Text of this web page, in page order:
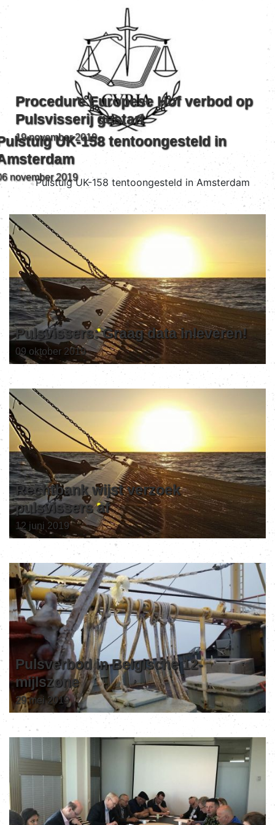
Procedure Europese Hof verbod op
Pulsvisserij gestart
19 november 2019
UK-158 tentoongesteld in
november 2019
Pulsvissers: Graag data inleveren!
09 oktober 2019
Rechtbank wijst verzoek
pulsvissers af
12 juni 2019
Pulsverbod in Belgische 12-
mijlszone
29 mei 2019